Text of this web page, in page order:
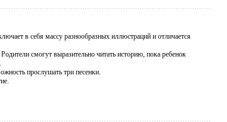
в себя массу разнообразных иллюстраций и отличается
смогут выразительно читать историю, пока ребенок
прослушать три песенки.